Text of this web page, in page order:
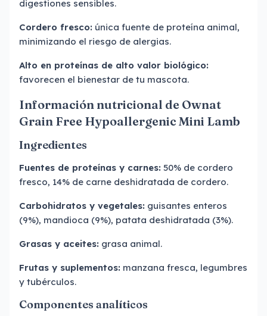
digestiones sensibles.
Cordero fresco: única fuente de proteína animal,
minimizando el riesgo de alergias.
Alto en proteínas de alto valor biológico:
favorecen el bienestar de tu mascota.
Información nutricional de Ownat
Grain Free Hypoallergenic Mini Lamb
Ingredientes
Fuentes de proteínas y carnes: 50% de cordero
fresco, 14% de carne deshidratada de cordero.
Carbohidratos y vegetales: guisantes enteros
(9%), mandioca (9%), patata deshidratada (3%).
Grasas y aceites: grasa animal.
Frutas y suplementos: manzana fresca, legumbres
y tubérculos.
Componentes analíticos